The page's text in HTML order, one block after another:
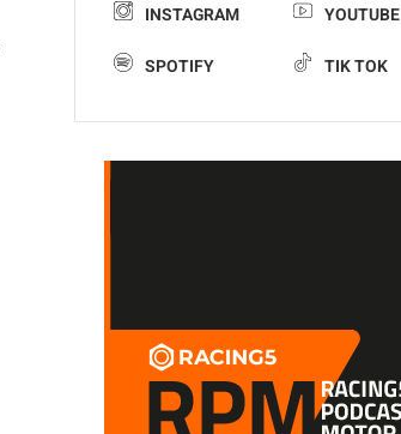
INSTAGRAM YOUTUBE
SPOTIFY TIK TOK